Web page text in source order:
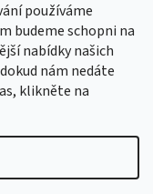
používáme
budeme schopni na
nabídky našich
nám nedáte
klikněte na
tašky a peněženky